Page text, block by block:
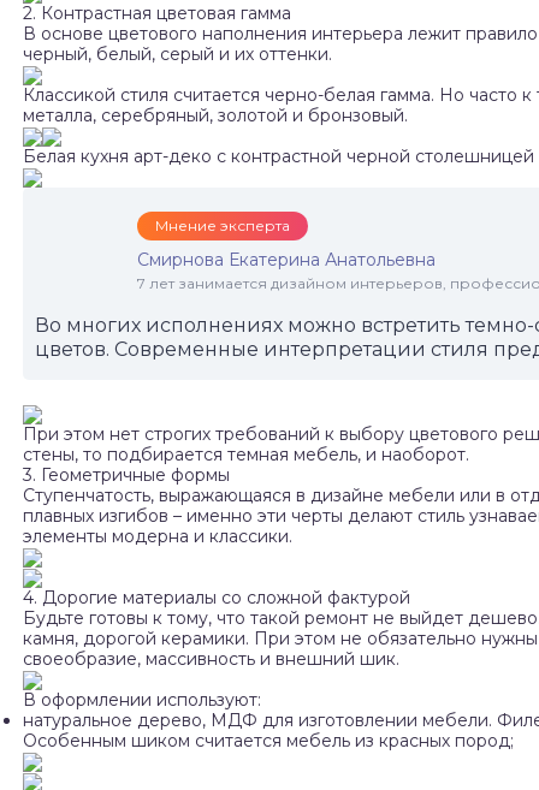
2. Контрастная цветовая гамма
В основе цветового наполнения интерьера лежит
черный, белый, серый и их оттенки.
Классикой стиля считается черно-белая гамма. Но часто
металла, серебряный, золотой и бронзовый.
Белая кухня арт-деко с контрастной черной столешницей
Мнение эксперта
Смирнова Екатерина Анатольевна
7 лет занимается дизайном интерьеров,
Во многих исполнениях можно встретить
цветов. Современные интерпретации стиля
При этом нет строгих требований к выбору цветового
стены, то подбирается темная мебель, и наоборот.
3. Геометричные формы
Ступенчатость, выражающаяся в дизайне мебели или в
плавных изгибов – именно эти черты делают стиль
элементы модерна и классики.
4. Дорогие материалы со сложной фактурой
Будьте готовы к тому, что такой ремонт не выйдет
камня, дорогой керамики. При этом не обязательно
своеобразие, массивность и внешний шик.
В оформлении используют:
натуральное дерево, МДФ для изготовлении мебели.
Особенным шиком считается мебель из красных пород;